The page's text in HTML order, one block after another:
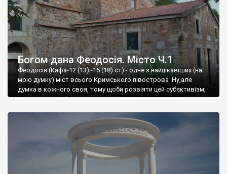
Богом дана Феодосія. Місто Ч.1
Феодосія (Кафа-12 (13) -15 (18) ст) - одне з найцікавіших (на
мою думку) міст всього Кримського півострова .Ну,але
думка в кожного своя, тому щоби розвіяти цей субєктивізм,
запрошую відвідати це